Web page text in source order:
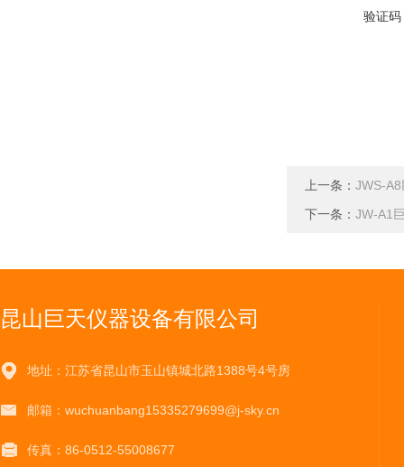
验证码
上一条： JWS-
下一条： JW-A1
昆山巨天仪器设备有限公司
地址：江苏省昆山市玉山镇城北路1388号4号房
邮箱：wuchuanbang15335279699@j-sky.cn
传真：86-0512-55008677